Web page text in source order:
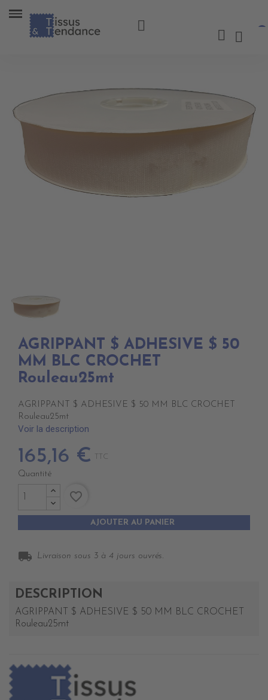
AGRIPPANT $ ADHESIVE $ 50
MM BLC CROCHET
Rouleau25mt
AGRIPPANT $ ADHESIVE $ 50 MM BLC CROCHET
Rouleau25mt
Voir la description
165,16 € TTC
Quantité
AJOUTER AU PANIER
favorite_border
local_shipping Livraison sous 3 à 4 jours ouvrés.
DESCRIPTION
AGRIPPANT $ ADHESIVE $ 50 MM BLC CROCHET
Rouleau25mt